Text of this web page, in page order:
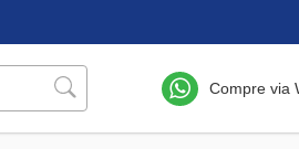
Compre via